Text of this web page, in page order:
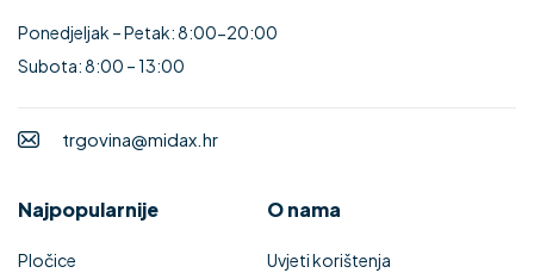
Ponedjeljak – Petak: 8:00-20:00
Subota: 8:00 – 13:00
trgovina@midax.hr
Najpopularnije
Pločice
O nama
Uvjeti korištenja